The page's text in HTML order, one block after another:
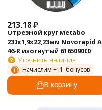
213,18₽
Отрезной круг Metabo
230х1,9х22,23мм Novorapid А
46-R изогнутый 616509000
Уточнить наличие
Начислим +11 бонусов
В корзину